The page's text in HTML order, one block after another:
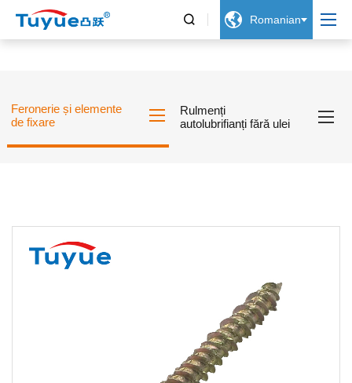
  Romanian
Feronerie și elemente
de fixare
Rulmenți
autolubrifianți fără ulei